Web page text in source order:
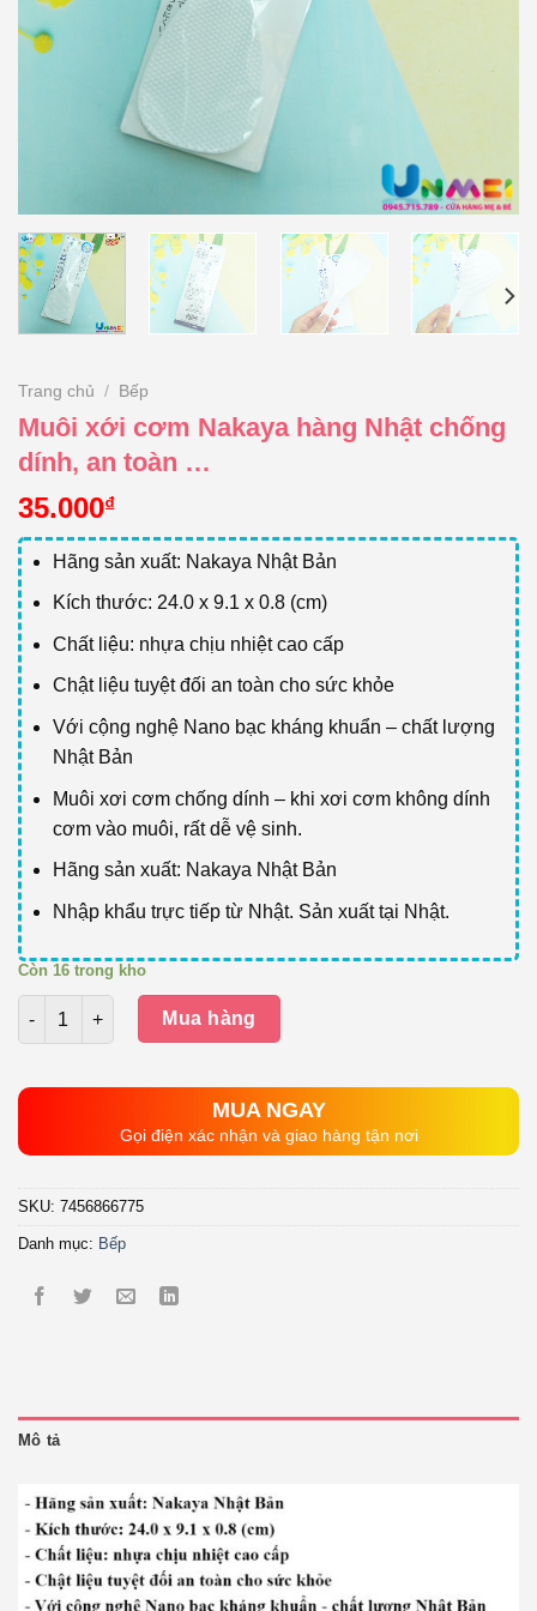
Trang chủ / Bếp
Muôi xới cơm Nakaya hàng Nhật chống
dính, an toàn …
35.000₫
Hãng sản xuất: Nakaya Nhật Bản
Kích thước: 24.0 x 9.1 x 0.8 (cm)
Chất liệu: nhựa chịu nhiệt cao cấp
Chật liệu tuyệt đối an toàn cho sức khỏe
Với cộng nghệ Nano bạc kháng khuẩn – chất lượng
Nhật Bản
Muôi xơi cơm chống dính – khi xơi cơm không dính
cơm vào muôi, rất dễ vệ sinh.
Hãng sản xuất: Nakaya Nhật Bản
Nhập khẩu trực tiếp từ Nhật. Sản xuất tại Nhật.
Còn 16 trong kho
Số lượng
Mua hàng
MUA NGAY
Gọi điện xác nhận và giao hàng tận nơi
SKU: 7456866775
Danh mục: Bếp
Mô tả